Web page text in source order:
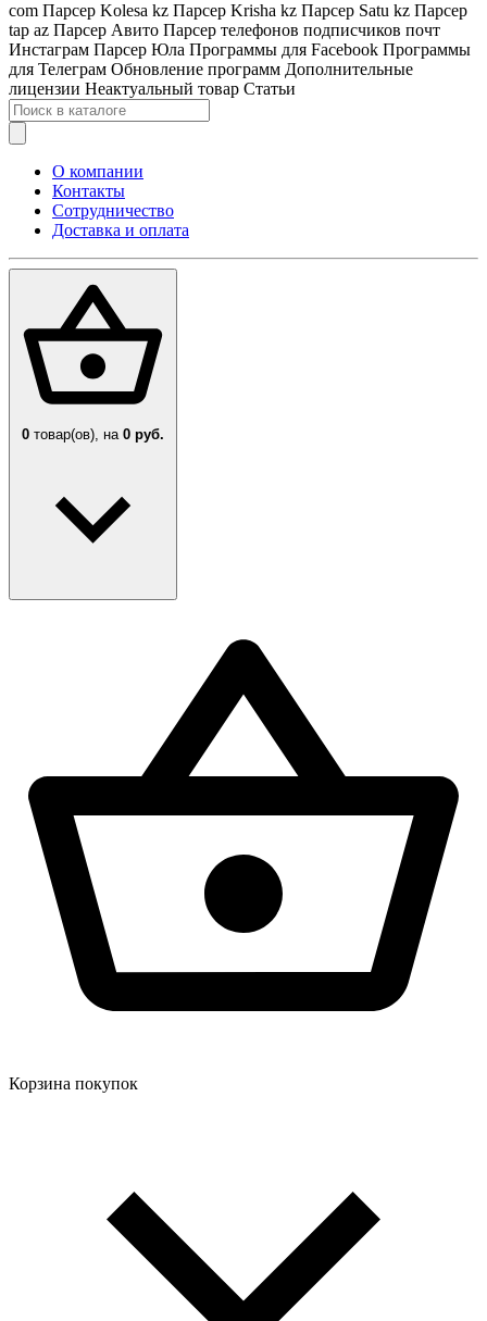
com Парсер Kolesa kz Парсер Krisha kz Парсер Satu kz Парсер
tap az Парсер Авито Парсер телефонов подписчиков почт
Инстаграм Парсер Юла Программы для Facebook Программы
для Телеграм Обновление программ Дополнительные
лицензии Неактуальный товар Статьи
О компании
Контакты
Сотрудничество
Доставка и оплата
0 товар(ов), на 0 руб.
Корзина покупок